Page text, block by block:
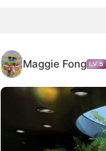
Maggie Fong